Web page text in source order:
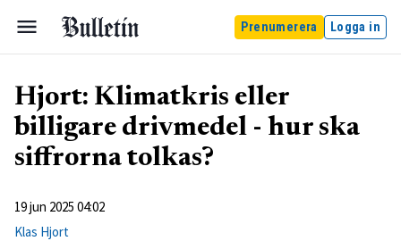
Prenumerera Logga in
Hjort: Klimatkris eller
billigare drivmedel - hur ska
siffrorna tolkas?
19 jun 2025 04:02
Klas Hjort